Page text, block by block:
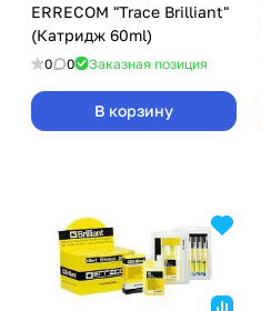
ERRECOM "Trace Brilliant"
(Катридж 60ml)
0 0 Заказная позиция
В корзину